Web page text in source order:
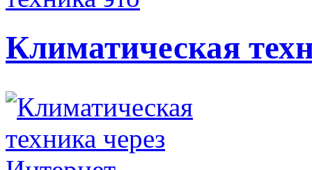
Климатическая